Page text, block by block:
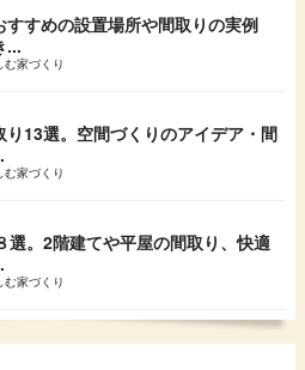
すすめの設置場所や間取りの実例
...
家づくり
り13選。空間づくりのアイデア・間
家づくり
選。2階建てや平屋の間取り、快適
家づくり